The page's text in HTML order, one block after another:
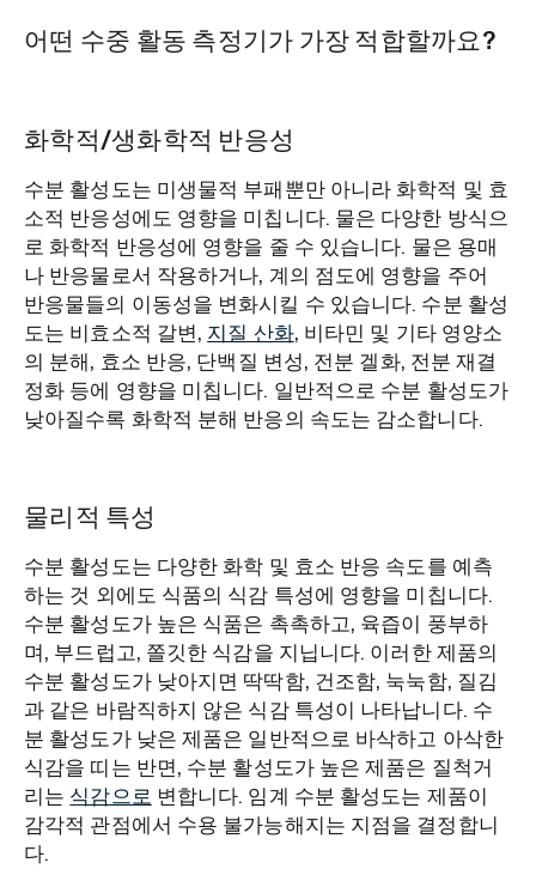
어떤 수중 활동 측정기가 가장 적합할까요?
화학적/생화학적 반응성
수분 활성도는 미생물적 부패뿐만 아니라 화학적 및 효
소적 반응성에도 영향을 미칩니다. 물은 다양한 방식으
로 화학적 반응성에 영향을 줄 수 있습니다. 물은 용매
나 반응물로서 작용하거나, 계의 점도에 영향을 주어
반응물들의 이동성을 변화시킬 수 있습니다. 수분 활성
도는 비효소적 갈변, 지질 산화, 비타민 및 기타 영양소
의 분해, 효소 반응, 단백질 변성, 전분 겔화, 전분 재결
정화 등에 영향을 미칩니다. 일반적으로 수분 활성도가
낮아질수록 화학적 분해 반응의 속도는 감소합니다.
물리적 특성
수분 활성도는 다양한 화학 및 효소 반응 속도를 예측
하는 것 외에도 식품의 식감 특성에 영향을 미칩니다.
수분 활성도가 높은 식품은 촉촉하고, 육즙이 풍부하
며, 부드럽고, 쫄깃한 식감을 지닙니다. 이러한 제품의
수분 활성도가 낮아지면 딱딱함, 건조함, 눅눅함, 질김
과 같은 바람직하지 않은 식감 특성이 나타납니다. 수
분 활성도가 낮은 제품은 일반적으로 바삭하고 아삭한
식감을 띠는 반면, 수분 활성도가 높은 제품은 질척거
리는 식감으로 변합니다. 임계 수분 활성도는 제품이
감각적 관점에서 수용 불가능해지는 지점을 결정합니
다.